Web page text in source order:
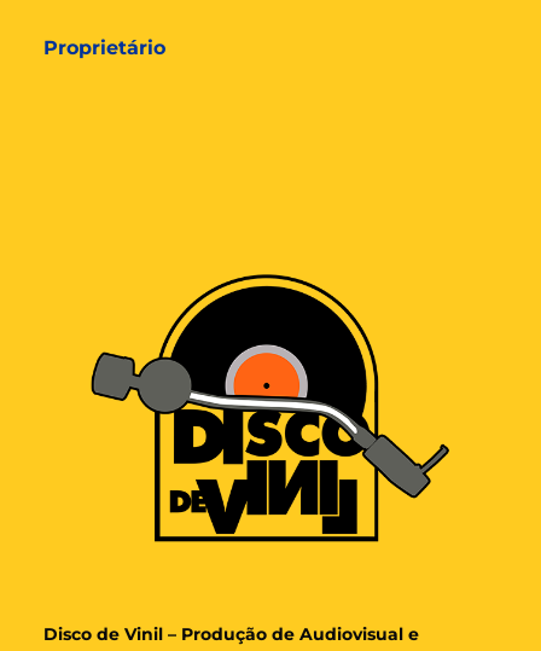
Proprietário
Disco de Vinil – Produção de Audiovisual e